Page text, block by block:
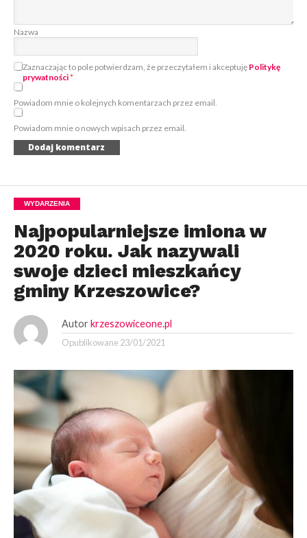
Nazwa
Zaznaczając to pole potwierdzam, że przeczytałem i akceptuję Politykę
prywatności*
Powiadom mnie o kolejnych komentarzach przez email.
Powiadom mnie o nowych wpisach przez email.
WYDARZENIA
Najpopularniejsze imiona w
2020 roku. Jak nazywali
swoje dzieci mieszkańcy
gminy Krzeszowice?
Autor krzeszowiceone.pl
Opublikowane 23/01/2021